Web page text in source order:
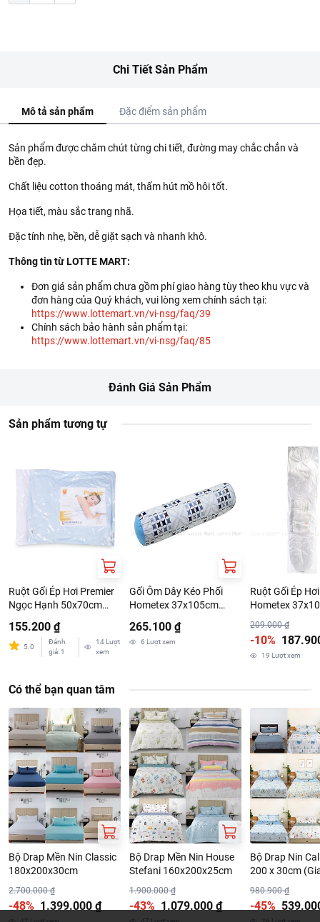
Chi Tiết Sản Phẩm
Mô tả sản phẩm Đặc điểm sản phẩm
Sản phẩm được chăm chút từng chi tiết, đường may chắc chắn và
bền đẹp.
Chất liệu cotton thoáng mát, thấm hút mồ hôi tốt.
Họa tiết, màu sắc trang nhã.
Đặc tính nhẹ, bền, dễ giặt sạch và nhanh khô.
Thông tin từ LOTTE MART:
Đơn giá sản phẩm chưa gồm phí giao hàng tùy theo khu vực và
đơn hàng của Quý khách, vui lòng xem chính sách tại:
https://www.lottemart.vn/vi-nsg/faq/39
Chính sách bảo hành sản phẩm tại:
https://www.lottemart.vn/vi-nsg/faq/85
Đánh Giá Sản Phẩm
Sản phẩm tương tự
Ruột Gối Ép Hơi Premier
Ngọc Hạnh 50x70cm
155.200 ₫
5.0
Đánh
giá: 1
14 Lượt
xem
Gối Ôm Dây Kéo Phối
Hometex 37x105cm
265.100 ₫
6 Lượt xem
Ruột Gối Ép
Hometex
209.000 ₫
-10%
19 Lượt xem
Có thể bạn quan tâm
Bộ Drap Mền Nin Classic
180x200x30cm
2.700.000 ₫
-48% 1.399.000 ₫
Bộ Drap Mền Nin House
Stefani 160x200x25cm
1.900.000 ₫
-43% 1.079.000 ₫
Bộ Drap Nin
200 x 30cm
980.900 ₫
-45%